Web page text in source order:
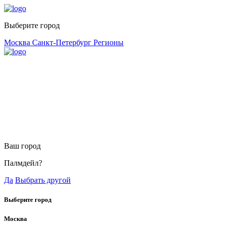
Выберите город
Москва Санкт-Петербург Регионы
Ваш город
Палмдейл?
Да Выбрать другой
Выберите город
Москва